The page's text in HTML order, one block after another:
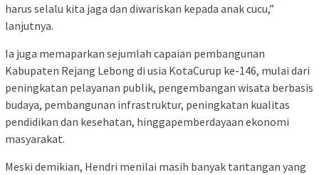
harus selalu kita jaga dan diwariskan kepada anak cucu,”
lanjutnya.
Ia juga memaparkan sejumlah capaian pembangunan
Kabupaten Rejang Lebong di usia KotaCurup ke-146, mulai dari
peningkatan pelayanan publik, pengembangan wisata berbasis
budaya, pembangunan infrastruktur, peningkatan kualitas
pendidikan dan kesehatan, hinggapemberdayaan ekonomi
masyarakat.
Meski demikian, Hendri menilai masih banyak tantangan yang